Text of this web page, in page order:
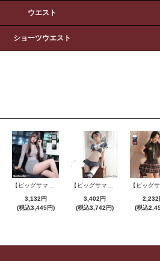
ウエスト
ショーツウエスト
3,132円
(税込3,445円)
3,402円
(税込3,742円)
2,232
(税込